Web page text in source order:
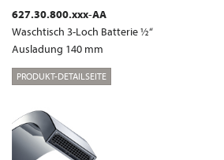
627.30.800.xxx-AA
Waschtisch 3-Loch Batterie ½“
Ausladung 140 mm
PRODUKT-DETAILSEITE